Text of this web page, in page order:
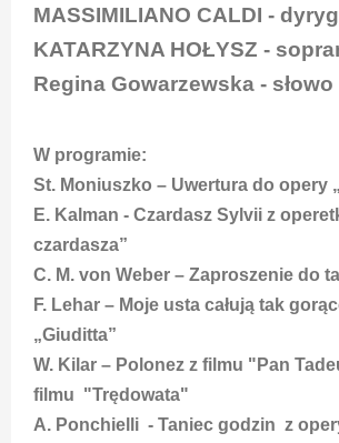
MASSIMILIANO CALDI -
KATARZYNA HOŁYSZ -
Regina Gowarzewska - słowo
W programie:
St. Moniuszko – Uwertura do opery
E. Kalman - Czardasz Sylvii z
czardasza”
C. M. von Weber – Zaproszenie do
F. Lehar – Moje usta całują tak
„Giuditta”
W. Kilar – Polonez z filmu "Pan
filmu "Trędowata"
A. Ponchielli - Taniec godzin z